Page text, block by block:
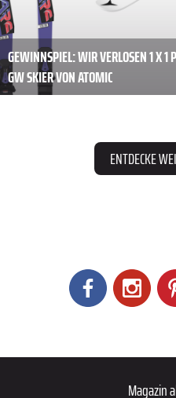
GEWINNSPIEL: WIR VERLOSEN 1 X
GW SKIER VON ATOMIC
ENTDECKE
Magazin